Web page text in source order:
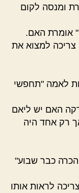
ומנסה לקום
אומרת האם.
צריכה למצוא את
לאמה "תחפשי
האם יש ליאם
רק אחד היה
כבר שבוע"
לראות אותו